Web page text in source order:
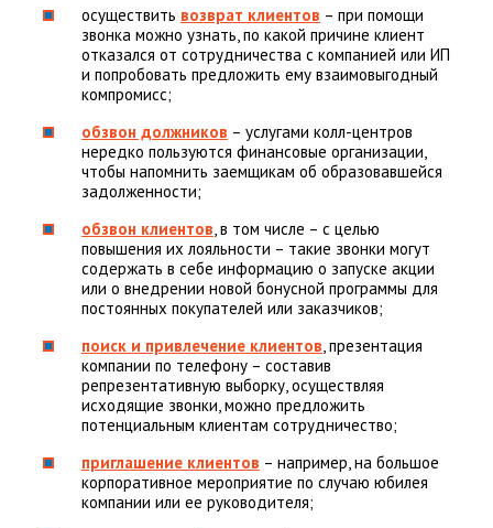
осуществить возврат клиентов – при помощи
звонка можно узнать, по какой причине клиент
отказался от сотрудничества с компанией или ИП
и попробовать предложить ему взаимовыгодный
компромисс;
обзвон должников – услугами колл-центров
нередко пользуются финансовые организации,
чтобы напомнить заемщикам об образовавшейся
задолженности;
обзвон клиентов, в том числе – с целью
повышения их лояльности – такие звонки могут
содержать в себе информацию о запуске акции
или о внедрении новой бонусной программы для
постоянных покупателей или заказчиков;
поиск и привлечение клиентов, презентация
компании по телефону – составив
репрезентативную выборку, осуществляя
исходящие звонки, можно предложить
потенциальным клиентам сотрудничество;
приглашение клиентов – например, на большое
корпоративное мероприятие по случаю юбилея
компании или ее руководителя;